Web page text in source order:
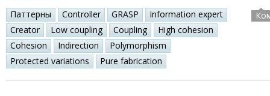
Паттерны Controller GRASP
Information expert
Creator
Low coupling Coupling
High cohesion
Cohesion
Indirection
Polymorphism
Protected variations
Pure fabrication